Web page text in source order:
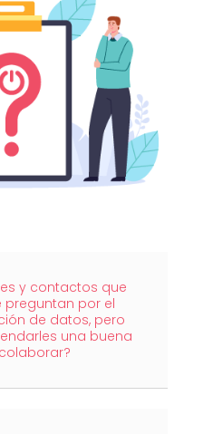
y contactos que
por el
de datos, pero
una buena